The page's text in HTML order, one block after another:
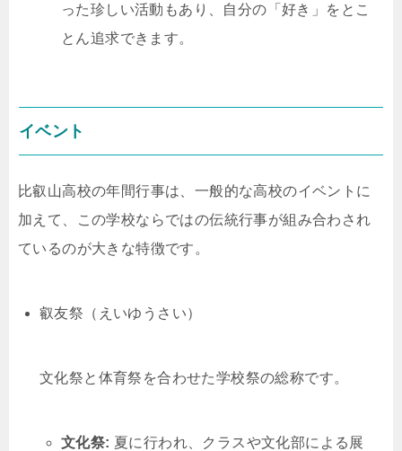
った珍しい活動もあり、自分の「好き」をとこ
とん追求できます。
イベント
比叡山高校の年間行事は、一般的な高校のイベントに
加えて、この学校ならではの伝統行事が組み合わされ
ているのが大きな特徴です。
叡友祭（えいゆうさい）
文化祭と体育祭を合わせた学校祭の総称です。
文化祭: 夏に行われ、クラスや文化部による展